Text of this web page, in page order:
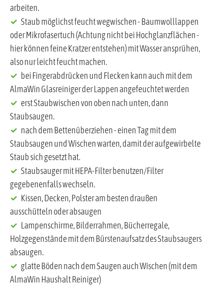
arbeiten.
Staub möglichst feucht wegwischen - Baumwolllappen
oder Mikrofasertuch (Achtung nicht bei Hochglanzflächen -
hier können feine Kratzer entstehen) mit Wasser ansprühen,
also nur leicht feucht machen.
bei Fingerabdrücken und Flecken kann auch mit dem
AlmaWin Glasreiniger der Lappen angefeuchtet werden
erst Staubwischen von oben nach unten, dann
Staubsaugen.
nach dem Bettenüberziehen - einen Tag mit dem
Staubsaugen und Wischen warten, damit der aufgewirbelte
Staub sich gesetzt hat.
Staubsauger mit HEPA-Filter benutzen/Filter
gegebenenfalls wechseln.
Kissen, Decken, Polster am besten draußen
ausschütteln oder absaugen
Lampenschirme, Bilderrahmen, Bücherregale,
Holzgegenstände mit dem Bürstenaufsatz des Staubsaugers
absaugen.
glatte Böden nach dem Saugen auch Wischen (mit dem
AlmaWin Haushalt Reiniger)